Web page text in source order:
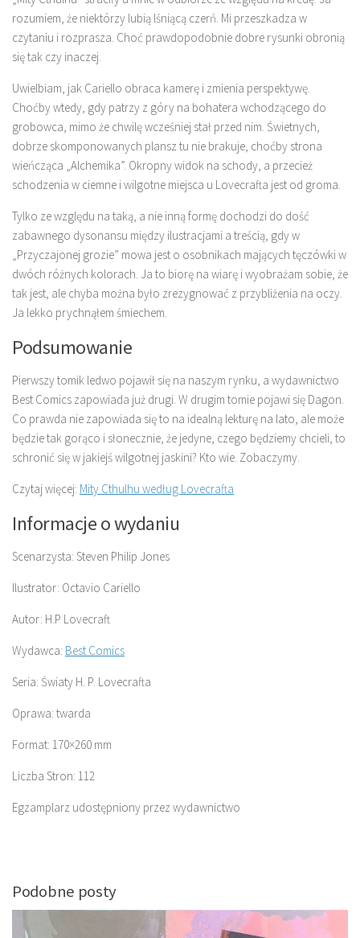
rozumiem, że niektórzy lubią lśniącą czerń. Mi przeszkadza w
czytaniu i rozprasza. Choć prawdopodobnie dobre rysunki obronią
się tak czy inaczej.
Uwielbiam, jak Cariello obraca kamerę i zmienia perspektywę.
Choćby wtedy, gdy patrzy z góry na bohatera wchodzącego do
grobowca, mimo że chwilę wcześniej stał przed nim. Świetnych,
dobrze skomponowanych plansz tu nie brakuje, choćby strona
wieńcząca „Alchemika”. Okropny widok na schody, a przecież
schodzenia w ciemne i wilgotne miejsca u Lovecrafta jest od groma.
Tylko ze względu na taką, a nie inną formę dochodzi do dość
zabawnego dysonansu między ilustracjami a treścią, gdy w
„Przyczajonej grozie” mowa jest o osobnikach mających tęczówki w
dwóch różnych kolorach. Ja to biorę na wiarę i wyobrażam sobie, że
tak jest, ale chyba można było zrezygnować z przybliżenia na oczy.
Ja lekko prychnąłem śmiechem.
Podsumowanie
Pierwszy tomik ledwo pojawił się na naszym rynku, a wydawnictwo
Best Comics zapowiada już drugi. W drugim tomie pojawi się Dagon.
Co prawda nie zapowiada się to na idealną lekturę na lato, ale może
będzie tak gorąco i słonecznie, że jedyne, czego będziemy chcieli, to
schronić się w jakiejś wilgotnej jaskini? Kto wie. Zobaczymy.
Czytaj więcej: Mity Cthulhu według Lovecrafta
Informacje o wydaniu
Scenarzysta: Steven Philip Jones
Ilustrator: Octavio Cariello
Autor: H.P Lovecraft
Wydawca: Best Comics
Seria: Światy H. P. Lovecrafta
Oprawa: twarda
Format: 170×260 mm
Liczba Stron: 112
Egzamplarz udostępniony przez wydawnictwo
Podobne posty